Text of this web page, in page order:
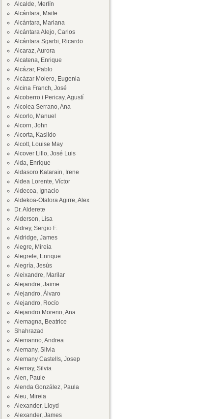
Alcalde, Merlín
Alcántara, Maite
Alcántara, Mariana
Alcántara Alejo, Carlos
Alcántara Sgarbi, Ricardo
Alcaraz, Aurora
Alcatena, Enrique
Alcázar, Pablo
Alcázar Molero, Eugenia
Alcina Franch, José
Alcoberro i Pericay, Agustí
Alcolea Serrano, Ana
Alcorlo, Manuel
Alcorn, John
Alcorta, Kasildo
Alcott, Louise May
Alcover Lillo, José Luis
Alda, Enrique
Aldasoro Katarain, Irene
Aldea Lorente, Víctor
Aldecoa, Ignacio
Aldekoa-Otalora Agirre, Alex
Dr. Alderete
Alderson, Lisa
Aldrey, Sergio F.
Aldridge, James
Alegre, Mireia
Alegrete, Enrique
Alegría, Jesús
Aleixandre, Marilar
Alejandre, Jaime
Alejandro, Álvaro
Alejandro, Rocío
Alejandro Moreno, Ana
Alemagna, Beatrice
Shahrazad
Alemanno, Andrea
Alemany, Silvia
Alemany Castells, Josep
Alemay, Silvia
Alen, Paule
Alenda González, Paula
Aleu, Mireia
Alexander, Lloyd
Alexander, James